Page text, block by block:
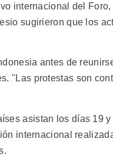
internacional del
sugirieron que los
antes de
"Las protestas son
asistan los días 19
internacional